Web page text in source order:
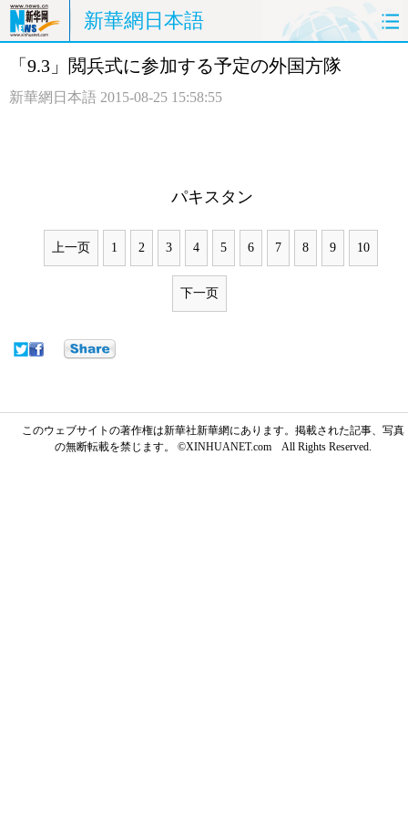
新華網日本語
ホームページ 政治 経済
「9.3」閲兵式に参加する予定の外国方隊
新華網日本語 2015-08-25 15:58:55
パキスタン
上一页 1 2 3 4 5 6 7 8 9 10
下一页
このウェブサイトの著作権は新華社新華網にあります。掲載された記事、写真
の無断転載を禁じます。 ©XINHUANET.com All Rights Reserved.